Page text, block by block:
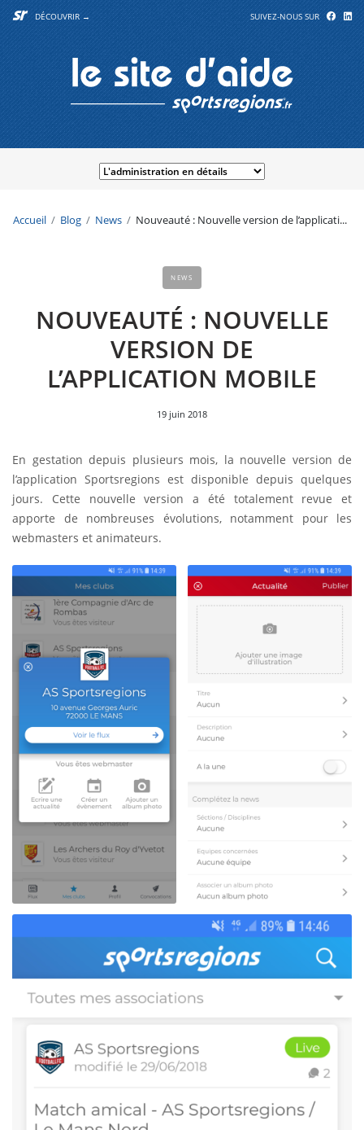
DÉCOUVRIR → SUIVEZ-NOUS SUR
Accueil Blog News Nouveauté : Nouvelle version de l’applicati...
NEWS
NOUVEAUTÉ : NOUVELLE
VERSION DE
L’APPLICATION MOBILE
19 juin 2018
En gestation depuis plusieurs mois, la nouvelle version de
l’application Sportsregions est disponible depuis quelques
jours. Cette nouvelle version a été totalement revue et
apporte de nombreuses évolutions, notamment pour les
webmasters et animateurs.